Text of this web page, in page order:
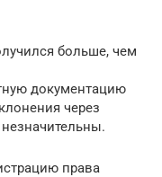
больше, чем
документацию
через
права